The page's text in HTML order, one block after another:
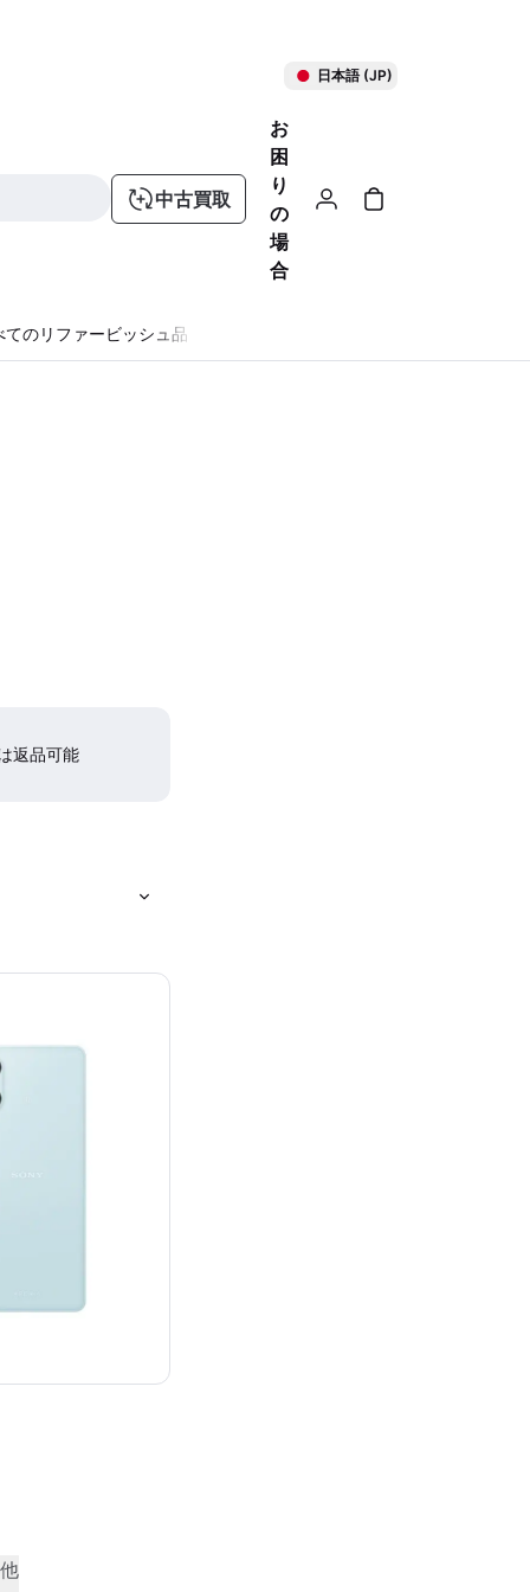
日本語 (JP)
中古買取
お
困
り
の
場
合
てのリファービッシュ品
返品可能